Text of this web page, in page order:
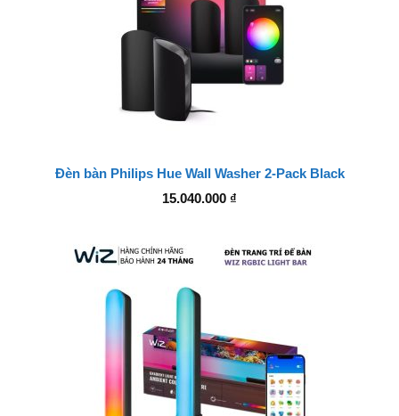
Đèn bàn Philips Hue Wall Washer 2-Pack Black
15.040.000 ₫